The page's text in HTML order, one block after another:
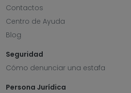
Contactos
Centro de Ayuda
Blog
Seguridad
Cómo denunciar una estafa
Persona Jurídica